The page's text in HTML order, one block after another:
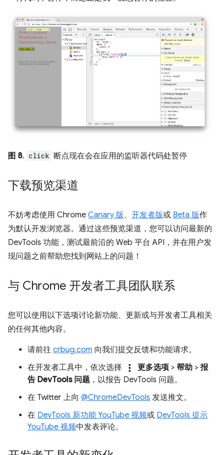
图 8. click 断点现在会在应用的监听器代码处暂停
下载预览渠道
不妨考虑使用 Chrome Canary 版、 开发者版或 Beta 版作
为默认开发浏览器。通过这些预览渠道，您可以访问最新的
DevTools 功能，测试最前沿的 Web 平台 API，并在用户发
现问题之前帮助您找到网站上的问题！
与 Chrome 开发者工具团队联系
您可以使用以下选项讨论新功能、更新或与开发者工具相关
的任何其他内容。
请前往 crbug.com 向我们提交反馈和功能请求。
在开发者工具中，依次选择
more_vert 更多选项 > 帮助 > 报
告 DevTools 问题 ，以报告 DevTools 问题。
在 Twitter 上向 @ChromeDevTools 发送推文。
在 DevTools 新功能 YouTube 视频或 DevTools 提示
YouTube 视频中发表评论。